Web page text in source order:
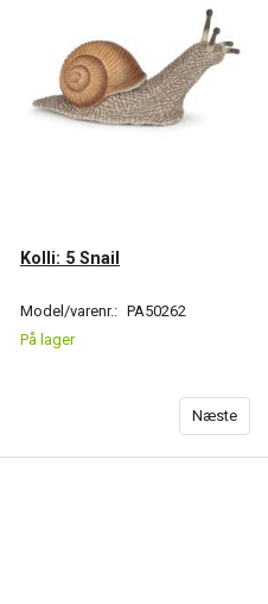
Kolli: 5 Snail
Model/varenr.: PA50262
På lager
Næste